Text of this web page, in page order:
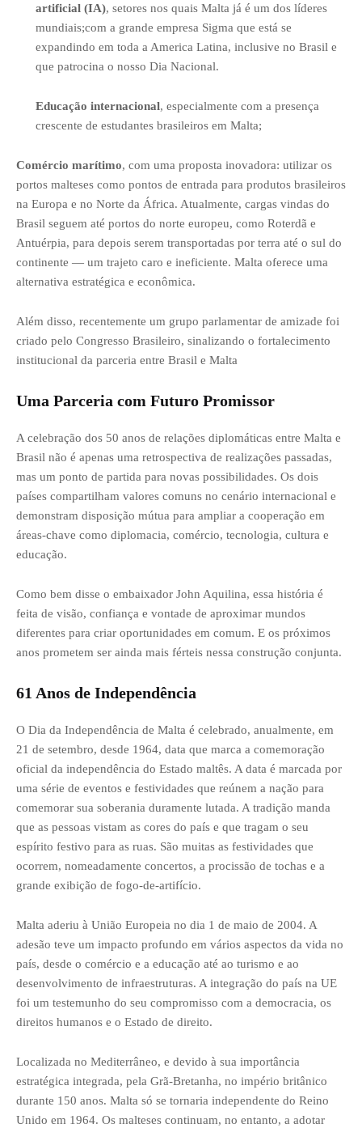
artificial (IA), setores nos quais Malta já é um dos líderes
mundiais;com a grande empresa Sigma que está se
expandindo em toda a America Latina, inclusive no Brasil e
que patrocina o nosso Dia Nacional.
Educação internacional, especialmente com a presença
crescente de estudantes brasileiros em Malta;
Comércio marítimo, com uma proposta inovadora: utilizar os
portos malteses como pontos de entrada para produtos brasileiros
na Europa e no Norte da África. Atualmente, cargas vindas do
Brasil seguem até portos do norte europeu, como Roterdã e
Antuérpia, para depois serem transportadas por terra até o sul do
continente — um trajeto caro e ineficiente. Malta oferece uma
alternativa estratégica e econômica.
Além disso, recentemente um grupo parlamentar de amizade foi
criado pelo Congresso Brasileiro, sinalizando o fortalecimento
institucional da parceria entre Brasil e Malta
Uma Parceria com Futuro Promissor
A celebração dos 50 anos de relações diplomáticas entre Malta e
Brasil não é apenas uma retrospectiva de realizações passadas,
mas um ponto de partida para novas possibilidades. Os dois
países compartilham valores comuns no cenário internacional e
demonstram disposição mútua para ampliar a cooperação em
áreas-chave como diplomacia, comércio, tecnologia, cultura e
educação.
Como bem disse o embaixador John Aquilina, essa história é
feita de visão, confiança e vontade de aproximar mundos
diferentes para criar oportunidades em comum. E os próximos
anos prometem ser ainda mais férteis nessa construção conjunta.
61 Anos de Independência
O Dia da Independência de Malta é celebrado, anualmente, em
21 de setembro, desde 1964, data que marca a comemoração
oficial da independência do Estado maltês. A data é marcada por
uma série de eventos e festividades que reúnem a nação para
comemorar sua soberania duramente lutada. A tradição manda
que as pessoas vistam as cores do país e que tragam o seu
espírito festivo para as ruas. São muitas as festividades que
ocorrem, nomeadamente concertos, a procissão de tochas e a
grande exibição de fogo-de-artifício.
Malta aderiu à União Europeia no dia 1 de maio de 2004. A
adesão teve um impacto profundo em vários aspectos da vida no
país, desde o comércio e a educação até ao turismo e ao
desenvolvimento de infraestruturas. A integração do país na UE
foi um testemunho do seu compromisso com a democracia, os
direitos humanos e o Estado de direito.
Localizada no Mediterrâneo, e devido à sua importância
estratégica integrada, pela Grã-Bretanha, no império britânico
durante 150 anos. Malta só se tornaria independente do Reino
Unido em 1964. Os malteses continuam, no entanto, a adotar